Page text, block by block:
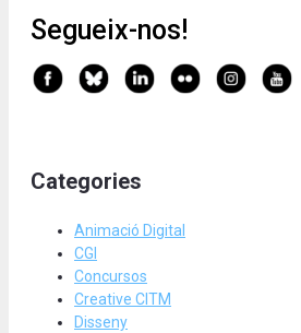
Segueix-nos!
Categories
Animació Digital
CGI
Concursos
Creative CITM
Disseny